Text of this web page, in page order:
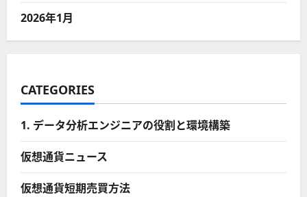
2026年1月
CATEGORIES
1. データ分析エンジニアの役割と環境構築
仮想通貨ニュース
仮想通貨短期売買方法